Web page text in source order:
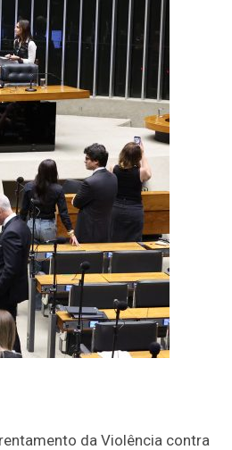
da Violência contra